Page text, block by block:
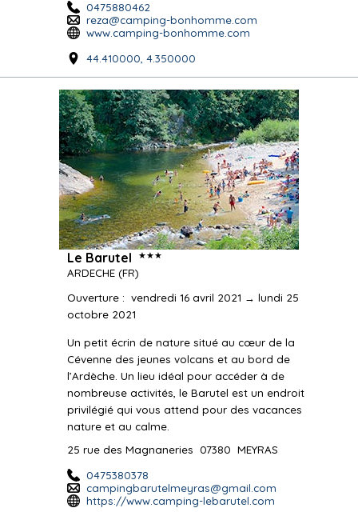
0475880462
reza@camping-bonhomme.com
www.camping-bonhomme.com
44.410000, 4.350000
Le Barutel ★★★
ARDECHE (FR)
Ouverture : vendredi 16 avril 2021 → lundi 25
octobre 2021
Un petit écrin de nature situé au cœur de la
Cévenne des jeunes volcans et au bord de
l’Ardèche. Un lieu idéal pour accéder à de
nombreuse activités, le Barutel est un endroit
privilégié qui vous attend pour des vacances
nature et au calme.
25 rue des Magnaneries 07380 MEYRAS
0475380378
campingbarutelmeyras@gmail.com
https://www.camping-lebarutel.com